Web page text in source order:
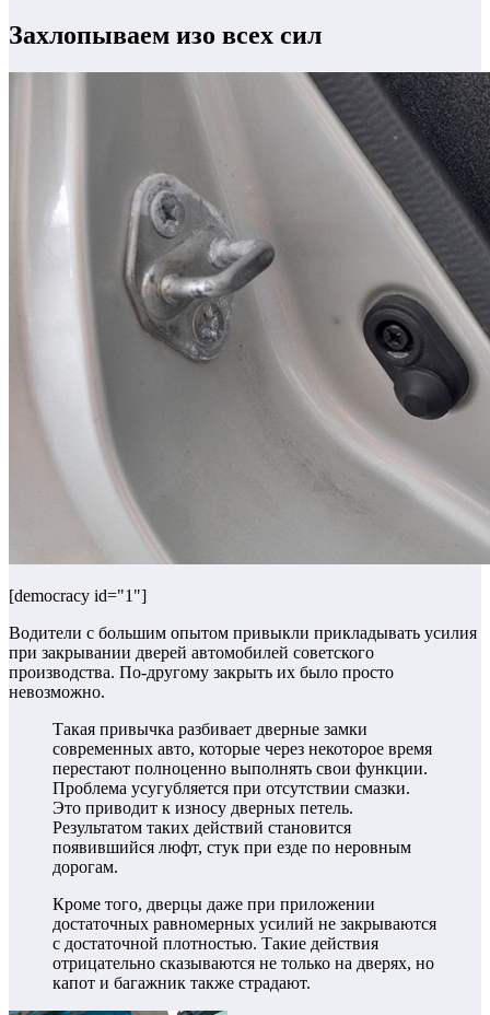
Захлопываем изо всех сил
[democracy id="1"]
Водители с большим опытом привыкли прикладывать усилия
при закрывании дверей автомобилей советского
производства. По-другому закрыть их было просто
невозможно.
Такая привычка разбивает дверные замки
современных авто, которые через некоторое время
перестают полноценно выполнять свои функции.
Проблема усугубляется при отсутствии смазки.
Это приводит к износу дверных петель.
Результатом таких действий становится
появившийся люфт, стук при езде по неровным
дорогам.
Кроме того, дверцы даже при приложении
достаточных равномерных усилий не закрываются
с достаточной плотностью. Такие действия
отрицательно сказываются не только на дверях, но
капот и багажник также страдают.